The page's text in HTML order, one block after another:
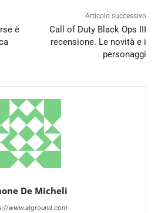
è
Articolo successivo
Call of Duty Black Ops III
recensione. Le novità e i
personaggi
De Micheli
www.alground.com